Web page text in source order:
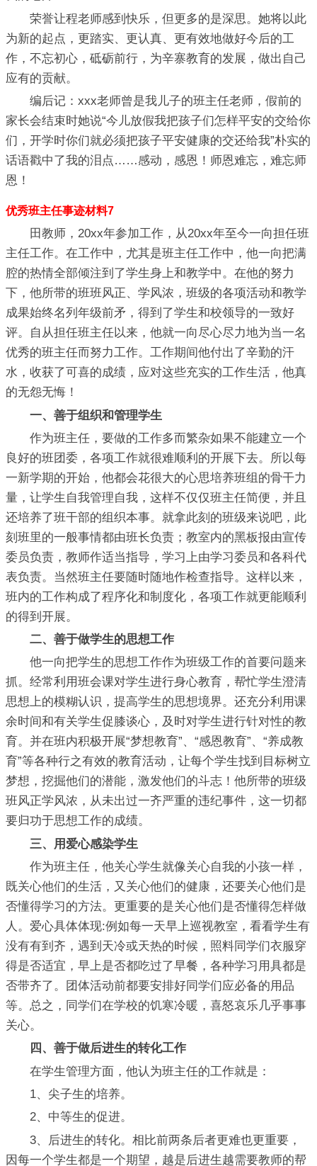
荣誉让程老师感到快乐，但更多的是深思。她将以此
为新的起点，更踏实、更认真、更有效地做好今后的工
作，不忘初心，砥砺前行，为辛寨教育的发展，做出自己
应有的贡献。
编后记：xxx老师曾是我儿子的班主任老师，假前的
家长会结束时她说“今儿放假我把孩子们怎样平安的交给你
们，开学时你们就必须把孩子平安健康的交还给我”朴实的
话语戳中了我的泪点……感动，感恩！师恩难忘，难忘师
恩！
优秀班主任事迹材料7
田教师，20xx年参加工作，从20xx年至今一向担任班
主任工作。在工作中，尤其是班主任工作中，他一向把满
腔的热情全部倾注到了学生身上和教学中。在他的努力
下，他所带的班班风正、学风浓，班级的各项活动和教学
成果始终名列年级前矛，得到了学生和校领导的一致好
评。自从担任班主任以来，他就一向尽心尽力地为当一名
优秀的班主任而努力工作。工作期间他付出了辛勤的汗
水，收获了可喜的成绩，应对这些充实的工作生活，他真
的无怨无悔！
一、善于组织和管理学生
作为班主任，要做的工作多而繁杂如果不能建立一个
良好的班团委，各项工作就很难顺利的开展下去。所以每
一新学期的开始，他都会花很大的心思培养班组的骨干力
量，让学生自我管理自我，这样不仅仅班主任简便，并且
还培养了班干部的组织本事。就拿此刻的班级来说吧，此
刻班里的一般事情都由班长负责；教室内的黑板报由宣传
委员负责，教师作适当指导，学习上由学习委员和各科代
表负责。当然班主任要随时随地作检查指导。这样以来，
班内的工作构成了程序化和制度化，各项工作就更能顺利
的得到开展。
二、善于做学生的思想工作
他一向把学生的思想工作作为班级工作的首要问题来
抓。经常利用班会课对学生进行身心教育，帮忙学生澄清
思想上的模糊认识，提高学生的思想境界。还充分利用课
余时间和有关学生促膝谈心，及时对学生进行针对性的教
育。并在班内积极开展“梦想教育”、“感恩教育”、“养成教
育”等各种行之有效的教育活动，让每个学生找到目标树立
梦想，挖掘他们的潜能，激发他们的斗志！他所带的班级
班风正学风浓，从未出过一齐严重的违纪事件，这一切都
要归功于思想工作的成绩。
三、用爱心感染学生
作为班主任，他关心学生就像关心自我的小孩一样，
既关心他们的生活，又关心他们的健康，还要关心他们是
否懂得学习的方法。更重要的是关心他们是否懂得怎样做
人。爱心具体体现:例如每一天早上巡视教室，看看学生有
没有有到齐，遇到天冷或天热的时候，照料同学们衣服穿
得是否适宜，早上是否都吃过了早餐，各种学习用具都是
否带齐了。团体活动前都要安排好同学们应必备的用品
等。总之，同学们在学校的饥寒冷暖，喜怒哀乐几乎事事
关心。
四、善于做后进生的转化工作
在学生管理方面，他认为班主任的工作就是：
1、尖子生的培养。
2、中等生的促进。
3、后进生的转化。相比前两条后者更难也更重要，
因每一个学生都是一个期望，越是后进生越需要教师的帮